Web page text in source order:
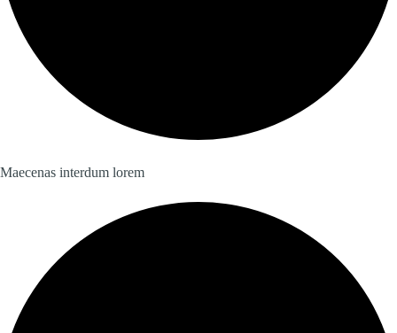
Maecenas interdum lorem